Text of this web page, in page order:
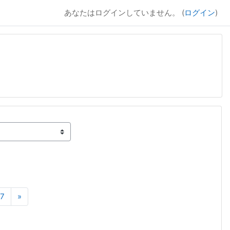
あなたはログインしていません。 (ログイン)
6
7ページ 7
»次のページ